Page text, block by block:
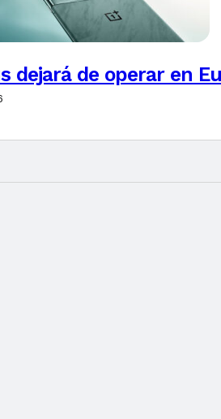
dejará de operar en